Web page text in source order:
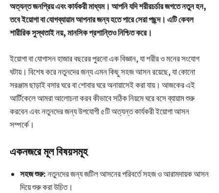
অত্যন্ত জনপ্রিয় এবং কার্যকরী মাধ্যম। আপনি যদি শরীরচর্চার জগতে নতুন হন,
তবে ইয়োগা বা যোগব্যায়াম আপনার জন্য হতে পারে সেরা পছন্দ। এটি কেবল
শারীরিক সুস্থতাই নয়, মানসিক প্রশান্তিও নিশ্চিত করে।
ইয়োগা বা যোগাসন হাজার বছরের পুরনো এক বিজ্ঞান, যা শরীর ও মনের সংযোগ
ঘটায়। বিশেষ করে নতুনদের জন্য এমন কিছু সহজ আসন রয়েছে, যা কোনো
সরঞ্জাম ছাড়াই বসার ঘরে বা শোবার ঘরে অনায়াসেই করা যায়। আজকের এই
আর্টিকেলে আমরা আলোচনা করব কীভাবে সঠিক নিয়মে ঘরে বসে ব্যায়াম শুরু
করবেন এবং নতুনদের জন্য উপযোগী ৫টি অত্যন্ত কার্যকরী ইয়োগা আসন
সম্পর্কে।
একনজরে মূল বিষয়সমূহ
সহজ শুরু:নতুনদের জন্য জটিল আসনের পরিবর্তে সহজ ও আরামদায়ক আসন
দিয়ে শুরু করা উচিত।